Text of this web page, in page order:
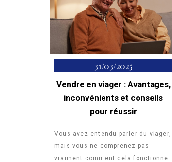
31/03/2025
Vendre en viager : Avantages,
inconvénients et conseils
pour réussir
Vous avez entendu parler du viager,
mais vous ne comprenez pas
vraiment comment cela fonctionne